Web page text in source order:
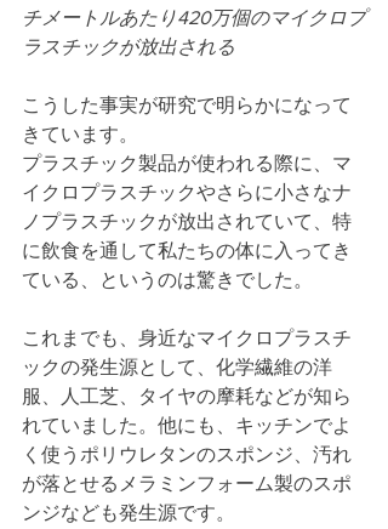
チメートルあたり420万個のマイクロプ
ラスチックが放出される
こうした事実が研究で明らかになって
きています。
プラスチック製品が使われる際に、マ
イクロプラスチックやさらに小さなナ
ノプラスチックが放出されていて、特
に飲食を通して私たちの体に入ってき
ている、というのは驚きでした。
これまでも、身近なマイクロプラスチ
ックの発生源として、化学繊維の洋
服、人工芝、タイヤの摩耗などが知ら
れていました。他にも、キッチンでよ
く使うポリウレタンのスポンジ、汚れ
が落とせるメラミンフォーム製のスポ
ンジなども発生源です。